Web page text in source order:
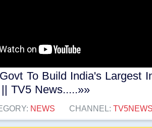
To Build India's Largest
TV5 News.....»»
NEWS CHANNEL: